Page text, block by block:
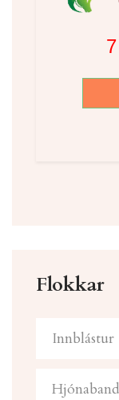
Flokkar
Innblástur